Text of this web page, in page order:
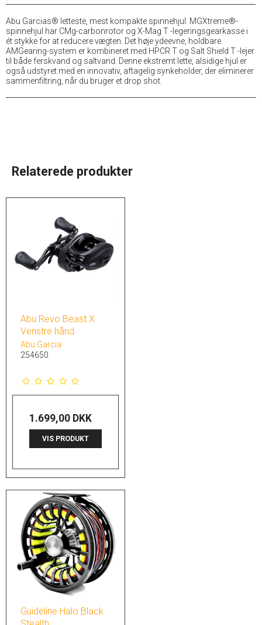
Abu Garcias® letteste, mest kompakte spinnehjul. MGXtreme®-
spinnehjul har CMg-carbonrotor og X-Mag T -legeringsgearkasse i
ét stykke for at reducere vægten. Det høje ydeevne, holdbare
AMGearing-system er kombineret med HPCR T og Salt Shield T -lejer
til både ferskvand og saltvand. Denne ekstremt lette, alsidige hjul er
også udstyret med en innovativ, aftagelig synkeholder, der eliminerer
sammenfiltring, når du bruger et drop shot.
Relaterede produkter
Abu Revo Beast X
Venstre hånd
Abu Garcia
254650
1.699,00 DKK
VIS PRODUKT
Guideline Halo Black